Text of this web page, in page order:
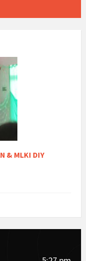
& MLKI DIY